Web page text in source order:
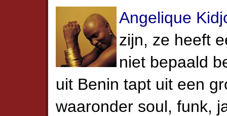
Angelique
zijn, ze heeft
niet bepaald
uit Benin tapt uit een
waaronder soul, funk,